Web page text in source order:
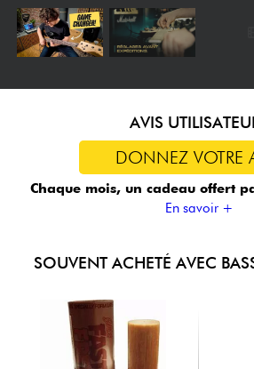
AVIS
DONNEZ VOTRE
Chaque mois, un cadeau offert
En savoir +
SOUVENT ACHETÉ AVEC